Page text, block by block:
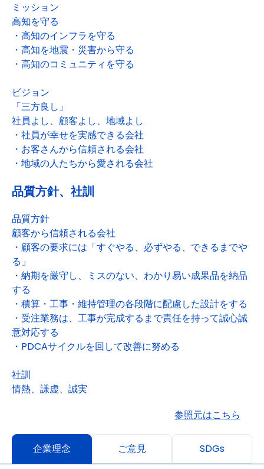
ミッション
高知を守る
・高知のインフラを守る
・高知を地震・災害から守る
・高知のコミュニティを守る
ビジョン
「三方良し」
社員よし、顧客よし、地域よし
・社員が幸せを実感できる会社
・お客さんから信頼される会社
・地域の人たちから愛される会社
品質方針、社訓
品質方針
顧客から信頼される会社
・顧客の要求には「すぐやる、必ずやる、できるまでや
る」
・納期を厳守し、ミスのない、わかり易い成果品を納品
する
・積算・工事・維持管理の各段階に配慮した設計をする
・受注業務は、工事が完成するまで責任を持って誠心誠
意対応する
・PDCAサイクルを回して改善に努める
社訓
情熱、謙虚、誠実
参照元はこちら
企業理念 ご意見 SDGs